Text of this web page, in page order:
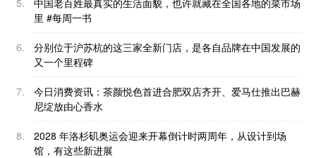
里 #每周一书
6.
分别位于沪苏杭的这三家全新门店，是各自品牌在中国发展的
又一个里程碑
7.
今日消费资讯：茶颜悦色首进合肥双店齐开、爱马仕推出巴赫
尼绽放由心香水
8.
2028 年洛杉矶奥运会迎来开幕倒计时两周年，从设计到场
馆，有这些新进展